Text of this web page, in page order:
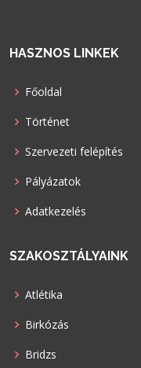
HASZNOS LINKEK
Főoldal
Történet
Szervezeti felépítés
Pályázatok
Adatkezelés
SZAKOSZTÁLYAINK
Atlétika
Birkózás
Bridzs